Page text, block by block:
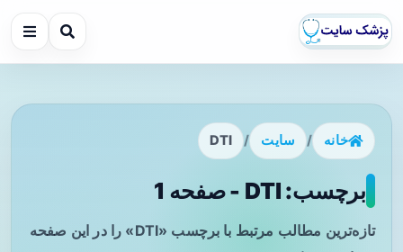
خانه / سایت /
DTI
برچسب: DTI - صفحه 1
تازه‌ترین مطالب مرتبط با برچسب «DTI» را در این صفحه